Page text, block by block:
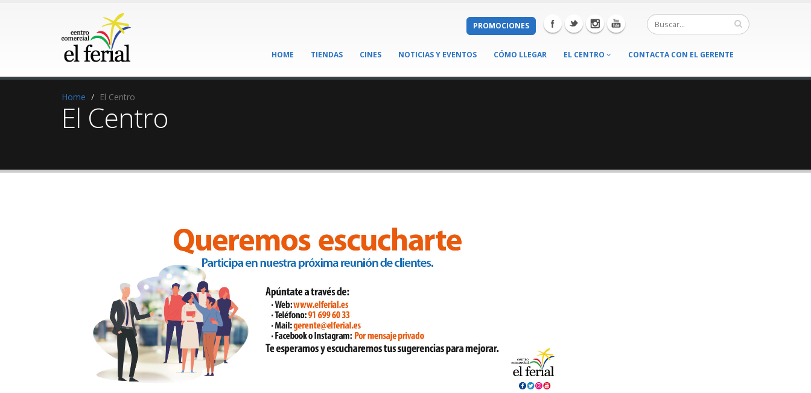
PROMOCIONES
HOME TIENDAS CINES NOTICIAS Y EVENTOS CÓMO LLEGAR EL CENTRO CONTACTA CON EL GERENTE
Home El Centro
El Centro